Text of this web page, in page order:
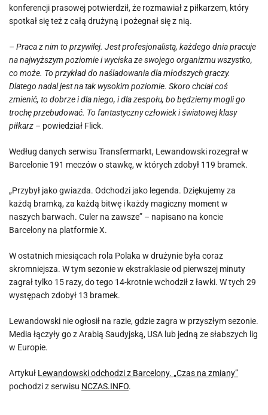
konferencji prasowej potwierdził, że rozmawiał z piłkarzem, który
spotkał się też z całą drużyną i pożegnał się z nią.
– Praca z nim to przywilej. Jest profesjonalistą, każdego dnia pracuje
na najwyższym poziomie i wyciska ze swojego organizmu wszystko,
co może. To przykład do naśladowania dla młodszych graczy.
Dlatego nadal jest na tak wysokim poziomie. Skoro chciał coś
zmienić, to dobrze i dla niego, i dla zespołu, bo będziemy mogli go
trochę przebudować. To fantastyczny człowiek i światowej klasy
piłkarz – powiedział Flick.
Według danych serwisu Transfermarkt, Lewandowski rozegrał w
Barcelonie 191 meczów o stawkę, w których zdobył 119 bramek.
„Przybył jako gwiazda. Odchodzi jako legenda. Dziękujemy za
każdą bramką, za każdą bitwę i każdy magiczny moment w
naszych barwach. Culer na zawsze” – napisano na koncie
Barcelony na platformie X.
W ostatnich miesiącach rola Polaka w drużynie była coraz
skromniejsza. W tym sezonie w ekstraklasie od pierwszej minuty
zagrał tylko 15 razy, do tego 14-krotnie wchodził z ławki. W tych 29
występach zdobył 13 bramek.
Lewandowski nie ogłosił na razie, gdzie zagra w przyszłym sezonie.
Media łączyły go z Arabią Saudyjską, USA lub jedną ze słabszych lig
w Europie.
Artykuł Lewandowski odchodzi z Barcelony. „Czas na zmiany”
pochodzi z serwisu NCZAS.INFO.